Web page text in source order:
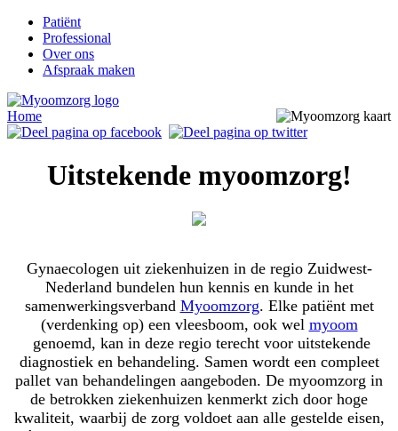
Patiënt
Professional
Over ons
Afspraak maken
Home
Uitstekende myoomzorg!
Gynaecologen uit ziekenhuizen in de regio Zuidwest-
Nederland bundelen hun kennis en kunde in het
samenwerkingsverband Myoomzorg. Elke patiënt met
(verdenking op) een vleesboom, ook wel myoom
genoemd, kan in deze regio terecht voor uitstekende
diagnostiek en behandeling. Samen wordt een compleet
pallet van behandelingen aangeboden. De myoomzorg in
de betrokken ziekenhuizen kenmerkt zich door hoge
kwaliteit, waarbij de zorg voldoet aan alle gestelde eisen,